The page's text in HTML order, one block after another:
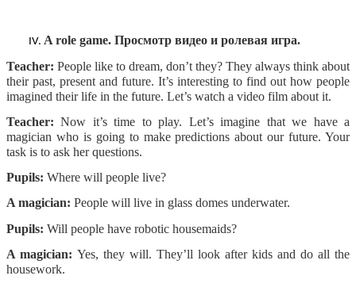
A role game. Просмотр видео и ролевая игра.
Teacher: People like to dream, don’t they? They always think about
their past, present and future. It’s interesting to find out how people
imagined their life in the future. Let’s watch a video film about it.
Teacher: Now it’s time to play. Let’s imagine that we have a
magician who is going to make predictions about our future. Your
task is to ask her questions.
Pupils: Where will people live?
A magician: People will live in glass domes underwater.
Pupils: Will people have robotic housemaids?
A magician: Yes, they will. They’ll look after kids and do all the
housework.